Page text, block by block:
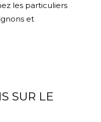
les particuliers
et
SUR LE